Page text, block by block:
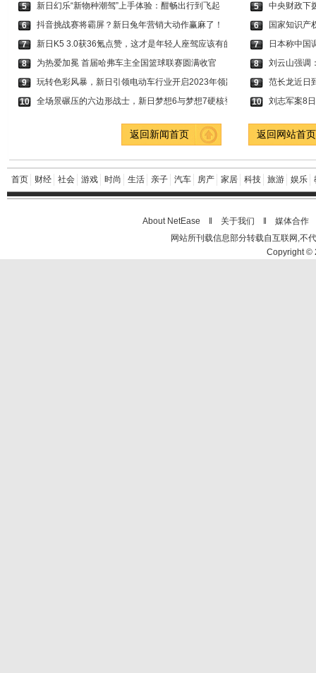
5
新日幻乐“新物种潮驾”上手体验：酣畅出行到飞起
6
抖音挑战赛将霸屏？新日兔年营销大动作赢麻了！
7
新日K5 3.0获36氪点赞，这才是年轻人座驾应该有的
8
为热爱加冕 首届哈弗车主全国篮球联赛圆满收官
9
玩转色彩风暴，新日引领电动车行业开启2023年领跑
10
全场景碾压的六边形战士，新日梦想6与梦想7硬核登
5
中央财政下
6
国家知识产
7
日本称中国
8
刘云山强调
9
范长龙近日
10
刘志军案8
返回新闻首页 返回网站首页
首页 财经 社会 游戏 时尚 生活 亲子 汽车 房产 家居 科技 旅游 娱乐
About NetEase ‖ 关于我们 ‖媒体合作
网站所刊载信息部分转载自互联网,不
Copyright ©